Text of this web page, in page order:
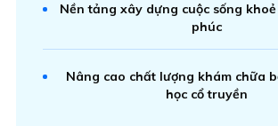
Nền tảng xây dựng cuộc sống
phúc
Nâng cao chất lượng khám chữa
học cổ truyền